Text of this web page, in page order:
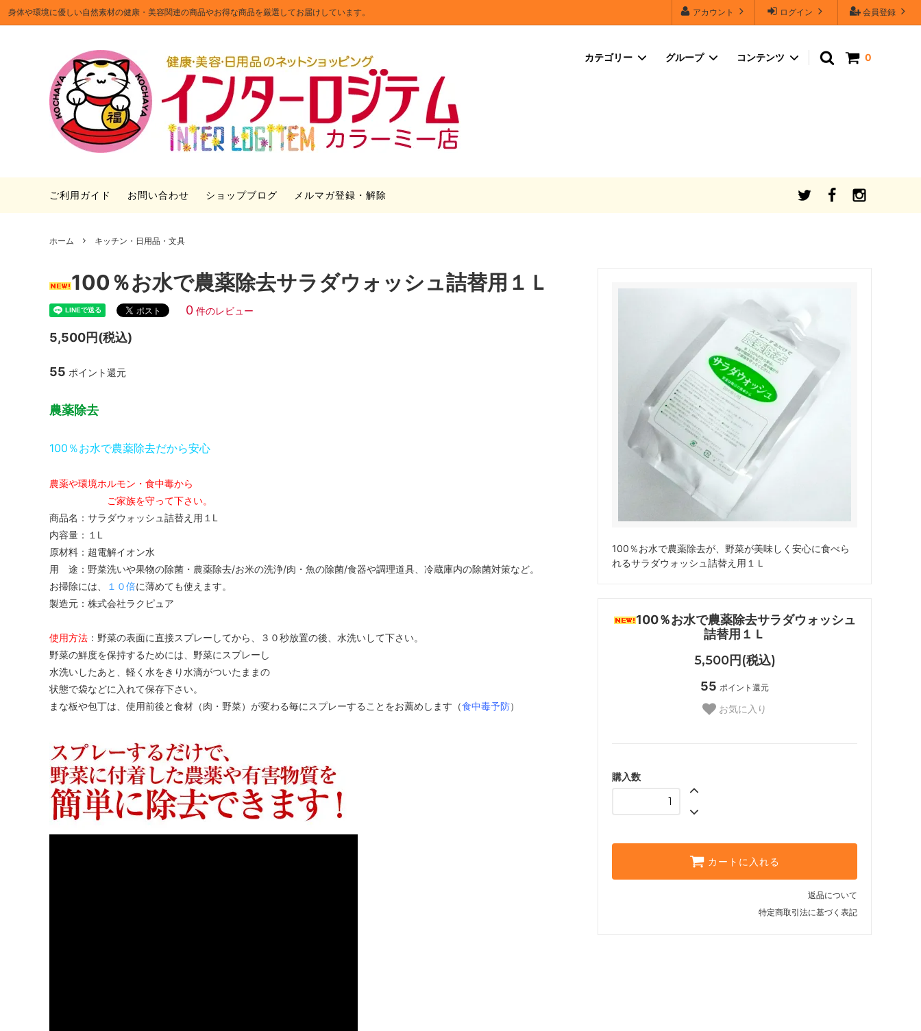
会員登録
ログイン
アカウント
身体や環境に優しい自然素材の健康・美容関連の商品やお得な商品を厳選してお届けしています。
0
カテゴリー
食品・ドリンク インテリア・照明器具
ファッション小物 ときおのアート
グループ
まとめ買いお得セット セール商品在庫処分
コンテンツ
「つぼ漬昆布」を使った簡単レシピ
「つぼ漬昆布」2個セット・4個セット
のギフトラッピング
日本手ぬぐいの伝統文様・使い道
PILOTの「消せるボールペン」オリジナ
ご利用ガイド お問い合わせ ショップブログ メルマガ登録・解除
ホーム キッチン・日用品・文具
100％お水で農薬除去が、野菜が美味しく安心に食べら
れるサラダウォッシュ詰替え用１Ｌ
100％お水で農薬除去サラダウォッシュ
詰替用１Ｌ
5,500円(税込)
55 ポイント還元
お気に入り
購入数
カートに入れる
返品について
特定商取引法に基づく表記
100％お水で農薬除去サラダウォッシュ詰替用１Ｌ
0 件のレビュー
5,500円(税込)
55 ポイント還元
農薬除去
100％お水で農薬除去だから安心
農薬や環境ホルモン・食中毒から
ご家族を守って下さい。
商品名：サラダウォッシュ詰替え用１L
内容量：１L
原材料：超電解イオン水
用 途：野菜洗いや果物の除菌・農薬除去/お米の洗浄/肉・魚の除菌/食器や調理道具、冷蔵庫内の除菌対策など。
お掃除には、
１０倍に薄めても使えます。
製造元：株式会社ラクピュア
使用方法 ：野菜の表面に直接スプレーしてから、３０秒放置の後、水洗いして下さい。
野菜の鮮度を保持するためには、野菜にスプレーし
水洗いしたあと、軽く水をきり水滴がついたままの
状態で袋などに入れて保存下さい。
まな板や包丁は、使用前後と食材（肉・野菜）が変わる毎にスプレーすることをお薦めします（食中毒予防）